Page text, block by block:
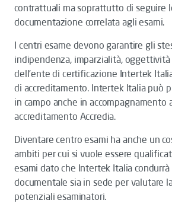
contrattuali ma soprattutto di seguire
documentazione correlata agli esami.
I centri esame devono garantire gli
indipendenza, imparzialità,
dell’ente di certificazione Intertek
di accreditamento. Intertek Italia può
in campo anche in accompagnamento
accreditamento Accredia.
Diventare centro esami ha anche un
ambiti per cui si vuole essere
esami dato che Intertek Italia
documentale sia in sede per valutare
potenziali esaminatori.